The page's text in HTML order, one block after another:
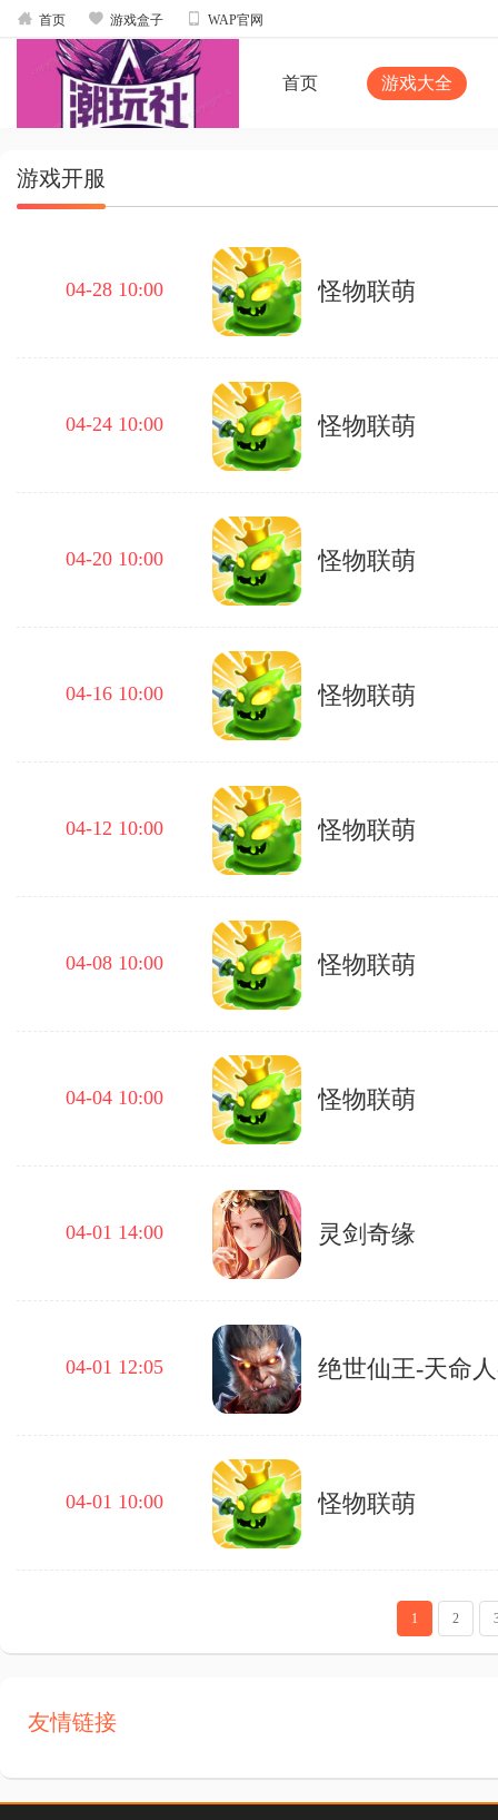
 首页  游戏盒子  WAP官网
首页 游戏大全
游戏开服
04-28 10:00 怪物联萌
04-24 10:00 怪物联萌
04-20 10:00 怪物联萌
04-16 10:00 怪物联萌
04-12 10:00 怪物联萌
04-08 10:00 怪物联萌
04-04 10:00 怪物联萌
04-01 14:00 灵剑奇缘
04-01 12:05
04-01 10:00 怪物联萌
1 2
友情链接